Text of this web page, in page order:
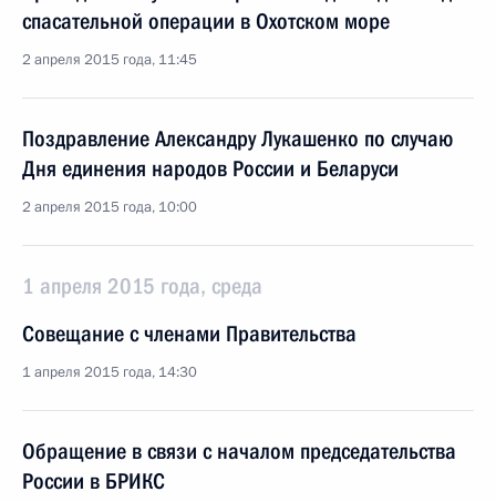
спасательной операции в Охотском море
2 апреля 2015 года, 11:45
Поздравление Александру Лукашенко по случаю
Дня единения народов России и Беларуси
2 апреля 2015 года, 10:00
1 апреля 2015 года, среда
Совещание с членами Правительства
1 апреля 2015 года, 14:30
Обращение в связи с началом председательства
России в БРИКС